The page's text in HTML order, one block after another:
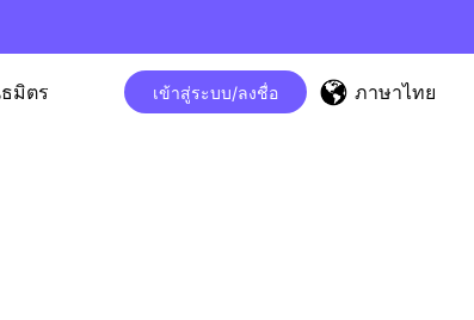
มิตร เข้าสู่ระบบ/ลงชื่อ ภาษาไทย